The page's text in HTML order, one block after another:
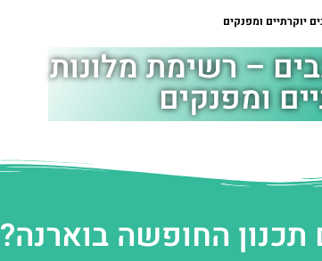
מלון 5 כוכבים – רשימת מלונות
תכנון החופשה בוארנה?